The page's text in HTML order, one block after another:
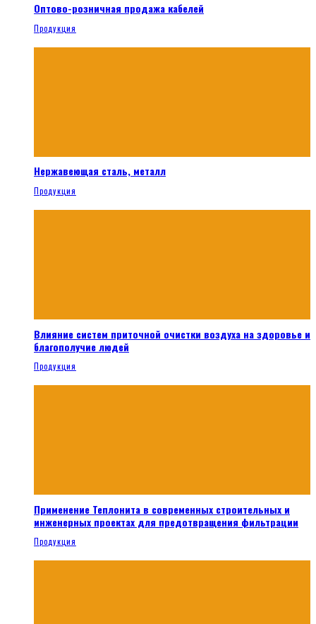
Оптово-розничная продажа кабелей
Продукция
Нержавеющая сталь, металл
Продукция
Влияние систем приточной очистки воздуха на здоровье и
благополучие людей
Продукция
Применение Теплонита в современных строительных и
инженерных проектах для предотвращения фильтрации
Продукция